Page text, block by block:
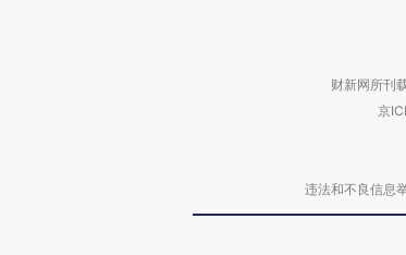
财新网所刊
京
违法和不良信息